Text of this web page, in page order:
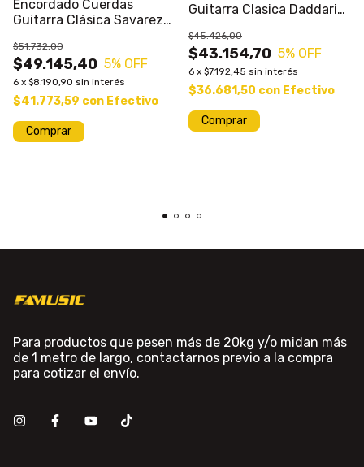
Encordado Cuerdas
Guitarra Clásica Savarez
$49.145,40
$51.732,00
5% OFF
6 x $8.190,90 sin interés
$41.773,59 con Efectivo
Guitarra Clasica Daddario
$43.154,70
$45.426,00
5% OFF
6 x $7.192,45 sin interés
$36.681,50 con Efectivo
Para productos que pesen más de 20kg y/o midan más
de 1 metro de largo, contactarnos previo a la compra
para cotizar el envío.